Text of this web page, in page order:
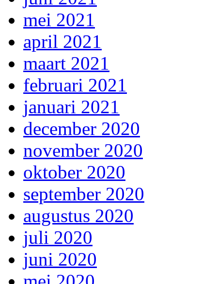
mei 2021
april 2021
maart 2021
februari 2021
januari 2021
december 2020
november 2020
oktober 2020
september 2020
augustus 2020
juli 2020
juni 2020